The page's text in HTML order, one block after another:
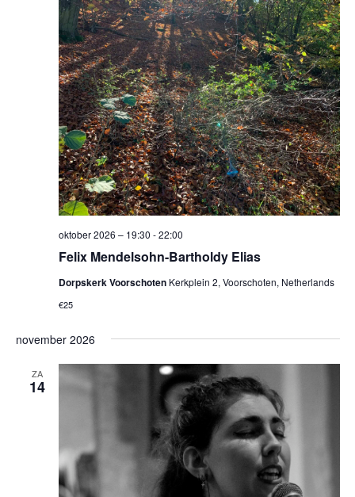
Felix Mendelsohn-Bartholdy Elias
oktober 2026 – 19:30 -22:00
Dorpskerk Voorschoten Kerkplein 2, Voorschoten, Netherlands
€25
november 2026
ZA
14